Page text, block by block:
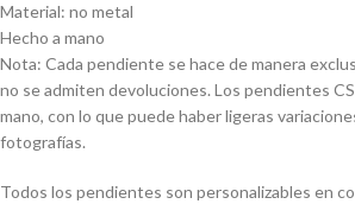
Material: no metal
Hecho a mano
Nota: Cada pendiente se hace de manera
no se admiten devoluciones. Los pendientes
mano, con lo que puede haber ligeras
fotografías.
Todos los pendientes son personalizables en